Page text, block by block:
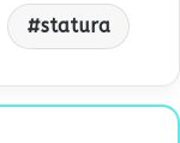
statura